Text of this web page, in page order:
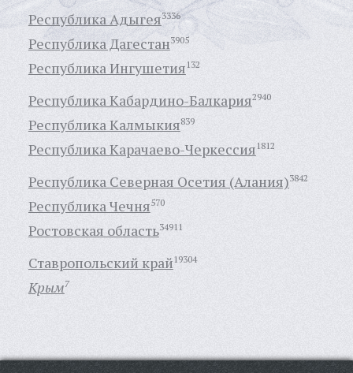
Республика Адыгея3336
Республика Дагестан3905
Республика Ингушетия132
Республика Кабардино-Балкария2940
Республика Калмыкия839
Республика Карачаево-Черкессия1812
Республика Северная Осетия (Алания)3842
Республика Чечня570
Ростовская область34911
Ставропольский край19304
Крым7